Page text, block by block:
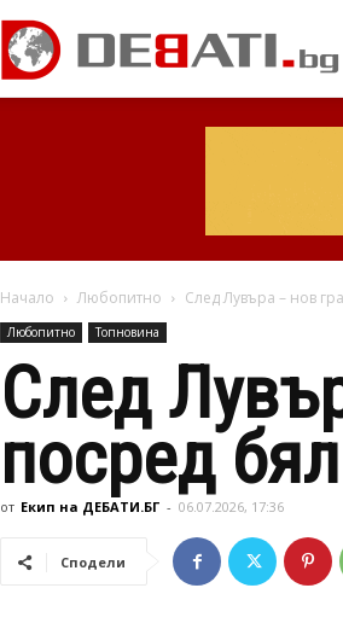
Начало Любопитно След Лувъра – нов
Любопитно Топновина
След
посред
от Екип на ДЕБАТИ.БГ - 06.07.2026, 17:36
Сподели